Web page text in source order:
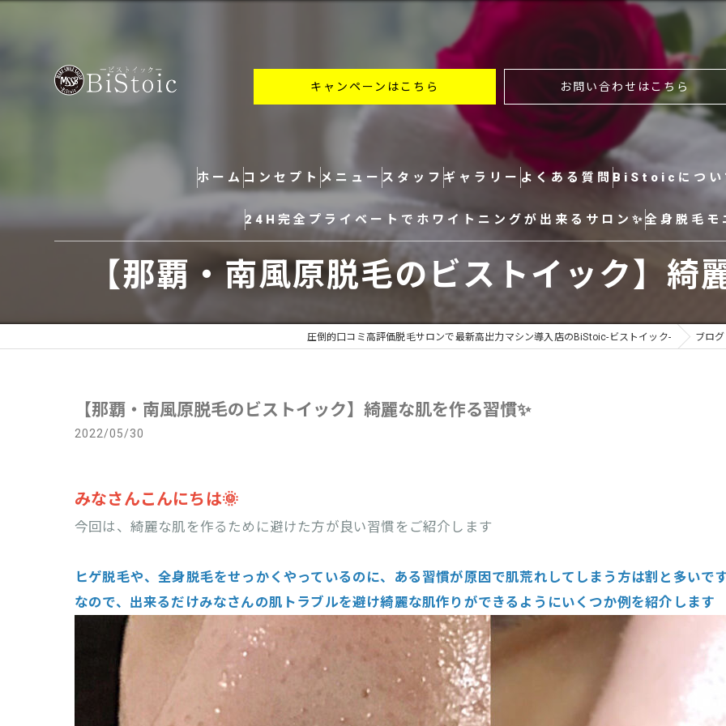
キャンペーンはこちら お問い合わせはこちら
ホーム コンセプト メニュー スタッフ ギャラリー よくある質問 BiStoicについ
全身
ヒゲ
顔
24H完全プライベートでホワイトニングが出来るサロン✨全身脱毛モ
【那覇・南風原脱毛のビストイック】綺
圧倒的口コミ高評価脱毛サロンで最新高出力マシン導入店のBiStoic-ビストイック- ブログ
【那覇・南風原脱毛のビストイック】綺麗な肌を作る習慣✨
2022/05/30
みなさんこんにちは🌞
今回は、綺麗な肌を作るために避けた方が良い習慣をご紹介します
ヒゲ脱毛や、全身脱毛をせっかくやっているのに、ある習慣が原因で肌荒れしてしまう方は割と多いで
なので、出来るだけみなさんの肌トラブルを避け綺麗な肌作りができるようにいくつか例を紹介します